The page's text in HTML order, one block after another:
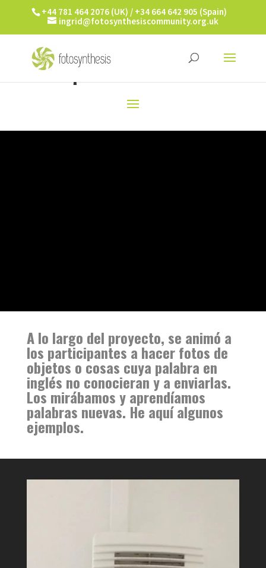
+44 781 464 2076 (UK) / +34 664 642 905 (Spain)
ingrid@fotosynthesiscommunity.org.uk
¡IMAGINA ESTO!
A lo largo del proyecto, se animó a
los participantes a hacer fotos de
objetos o cosas cuya palabra en
inglés no conocieran y a enviarlas.
Los mirábamos y aprendíamos
palabras nuevas. He aquí algunos
ejemplos.